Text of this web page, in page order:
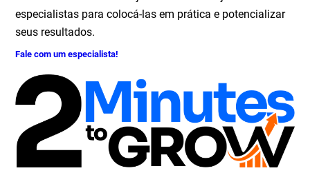
especialistas para colocá-las em prática e potencializar
seus resultados.
Fale com um especialista!